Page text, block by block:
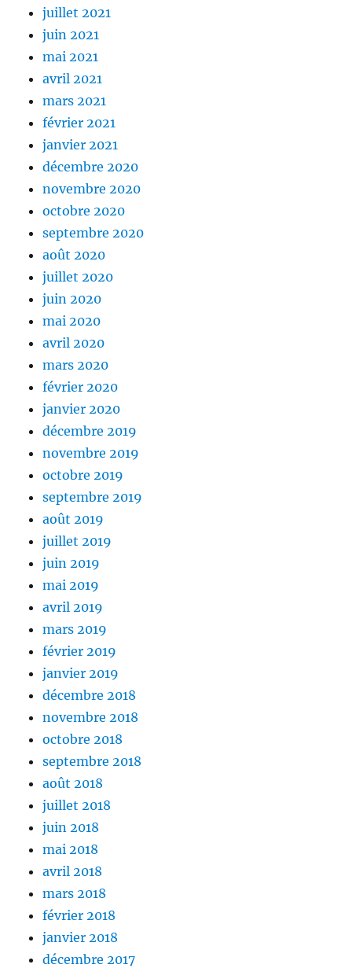
juillet 2021
juin 2021
mai 2021
avril 2021
mars 2021
février 2021
janvier 2021
décembre 2020
novembre 2020
octobre 2020
septembre 2020
août 2020
juillet 2020
juin 2020
mai 2020
avril 2020
mars 2020
février 2020
janvier 2020
décembre 2019
novembre 2019
octobre 2019
septembre 2019
août 2019
juillet 2019
juin 2019
mai 2019
avril 2019
mars 2019
février 2019
janvier 2019
décembre 2018
novembre 2018
octobre 2018
septembre 2018
août 2018
juillet 2018
juin 2018
mai 2018
avril 2018
mars 2018
février 2018
janvier 2018
décembre 2017